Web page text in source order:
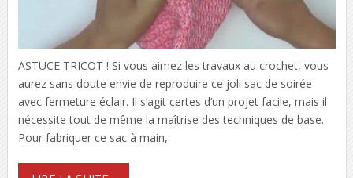
ASTUCE TRICOT ! Si vous aimez les travaux au crochet, vous
aurez sans doute envie de reproduire ce joli sac de soirée
avec fermeture éclair. Il s’agit certes d’un projet facile, mais il
nécessite tout de même la maîtrise des techniques de base.
Pour fabriquer ce sac à main,